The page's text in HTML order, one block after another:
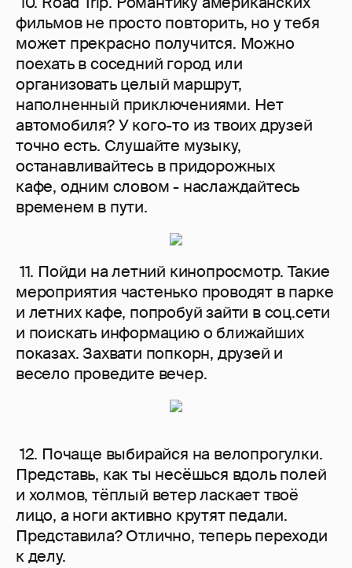
фильмов не просто повторить, но у тебя
может прекрасно получится. Можно
поехать в соседний город или
организовать целый маршрут,
наполненный приключениями. Нет
автомобиля? У кого-то из твоих друзей
точно есть. Слушайте музыку,
останавливайтесь в придорожных
кафе, одним словом - наслаждайтесь
временем в пути.
11. Пойди на летний кинопросмотр. Такие
мероприятия частенько проводят в парке
и летних кафе, попробуй зайти в соц.сети
и поискать информацию о ближайших
показах. Захвати попкорн, друзей и
весело проведите вечер.
12. Почаще выбирайся на велопрогулки.
Представь, как ты несёшься вдоль полей
и холмов, тёплый ветер ласкает твоё
лицо, а ноги активно крутят педали.
Представила? Отлично, теперь переходи
к делу.